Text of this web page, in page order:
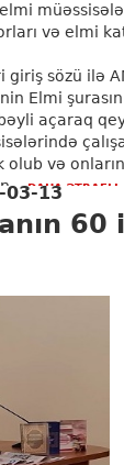
və elmi
giriş sözü ilə
Elmi
açaraq
olub və
...DAHA ƏTRAFLI
03-13